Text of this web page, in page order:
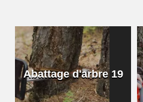
Abattage d'arbre 19